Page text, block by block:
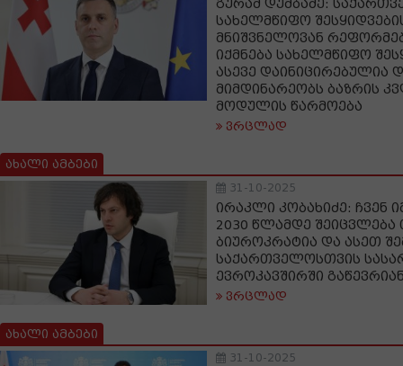
გურამ დუმბაძე:
სახელმწიფო
მნიშვნელოვან
იქმნება სახელმწიფო
ასევე დაინიცირებულია
მიმდინარეობს ბაზრის
მოდულის წარმოება
ვრცლად
ახალი ამბები
31-10-2025
ირაკლი კობახიძე: ჩვენ
2030 წლამდე
ბიუროკრატია და ასეთ
საქართველოსთვის
ევროკავშირში
ვრცლად
ახალი ამბები
31-10-2025